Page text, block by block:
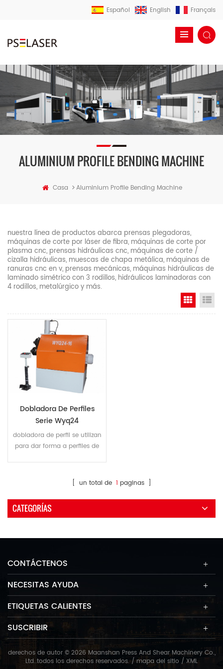
Español English Français
ALUMINIUM PROFILE BENDING MACHINE
Casa >Aluminium Profile Bending Machine
nuestra línea de productos abarca prensas plegadoras,
máquinas de corte por láser de fibra, máquinas de corte por
plasma cnc, prensas hidráulicas cnc, máquinas de corte /
cizalla hidráulicas, muescas de chapa metálica, máquinas de
ranuras cnc en v, prensas mecánicas, máquinas hidráulicas de
laminado simétrico con 3 rodillos, hidráulicos laminadoras con
4 rodillos, metalúrgico y más.
Grid
Dobladora De Perfiles
Serie Wyq24
dobladora de perfil se utilizan
para dar forma a perfiles de
hierro angular, acero i, acero
rectangulares, tubos
redondos y más.
[ un total de 1 paginas ]
CATEGORÍAS
CONTÁCTENOS
NECESITAS AYUDA
ETIQUETAS CALIENTES
SUSCRIBIR
derechos de autor © 2026 Maanshan Press And Shear Machinery Co.,
Ltd..todos los derechos reservados. /mapa del sitio / XML